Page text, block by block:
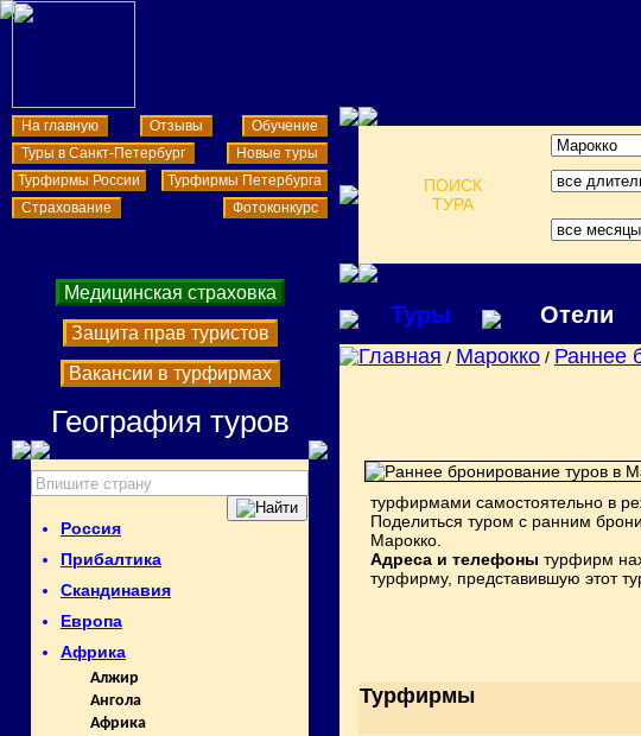
На главную Отзывы
Обучение
Туры в Санкт-Петербург
Новые туры
Турфирмы России
Турфирмы Петербурга
Страхование
Фотоконкурс
ПОИСК
ТУРА
Медицинская страховка
Защита прав туристов
Вакансии в турфирмах
География туров
Россия
Прибалтика
Скандинавия
Европа
Африка
Алжир
Ангола
Африка
Туры Отели
Главная / Марокко / Раннее
турфирмами самостоятельно в
Поделиться туром с ранним
Марокко.
Адреса и телефоны турфирм
турфирму, представившую этот
Турфирмы